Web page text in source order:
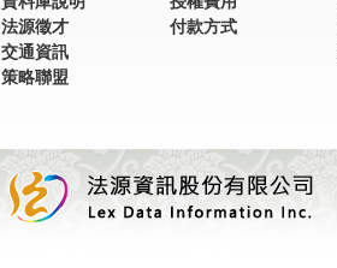
法源徵才
交通資訊
策略聯盟
付款方式